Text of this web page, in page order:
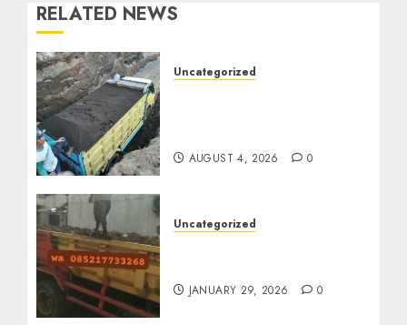
RELATED NEWS
Uncategorized
AUGUST 4, 2026 0
Uncategorized
JANUARY 29, 2026 0